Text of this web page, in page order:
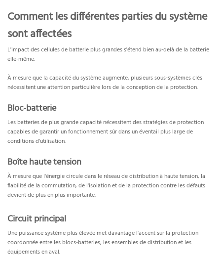
Comment les différentes parties du système
sont affectées
L'impact des cellules de batterie plus grandes s'étend bien au-delà de la batterie
elle-même.
À mesure que la capacité du système augmente, plusieurs sous-systèmes clés
nécessitent une attention particulière lors de la conception de la protection.
Bloc-batterie
Les batteries de plus grande capacité nécessitent des stratégies de protection
capables de garantir un fonctionnement sûr dans un éventail plus large de
conditions d'utilisation.
Boîte haute tension
À mesure que l'énergie circule dans le réseau de distribution à haute tension, la
fiabilité de la commutation, de l'isolation et de la protection contre les défauts
devient de plus en plus importante.
Circuit principal
Une puissance système plus élevée met davantage l'accent sur la protection
coordonnée entre les blocs-batteries, les ensembles de distribution et les
équipements en aval.